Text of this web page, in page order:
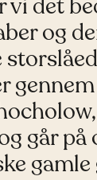
vi det
og
går på
gamle